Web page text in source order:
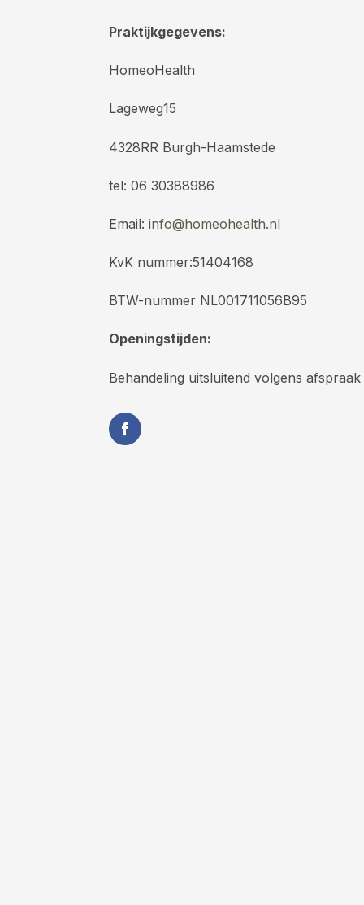
Praktijkgegevens:
HomeoHealth
Lageweg15
4328RR Burgh-Haamstede
tel: 06 30388986
Email:info@homeohealth.nl
KvK nummer:51404168
BTW-nummer NL001711056B95
Openingstijden:
Behandeling uitsluitend volgens afspraak